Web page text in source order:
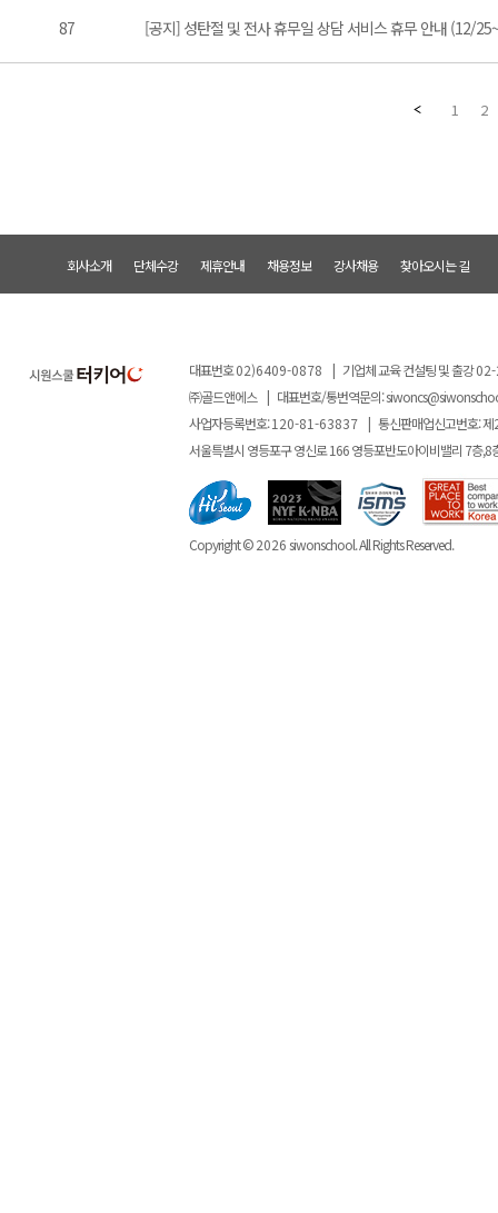
87 [공지] 성탄절 및 전사 휴무일 상담 서비스 휴무 안내 (12/
1 2
회사소개 단체수강 제휴안내 채용정보 강사채용 찾아오시는 길
대표번호02)6409-0878 | 기업체 교육 컨설팅 및 출강
㈜골드앤에스 | 대표번호/통번역문의:
사업자등록번호:120-81-63837 | 통신판매업신고번호: 제
서울특별시 영등포구 영신로 166 영등포반도아이비밸리 7층,8
Copyright ©2026siwonschool. All Rights Reserved.